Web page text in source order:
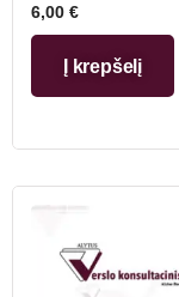
6,00 €
Į krepšelį